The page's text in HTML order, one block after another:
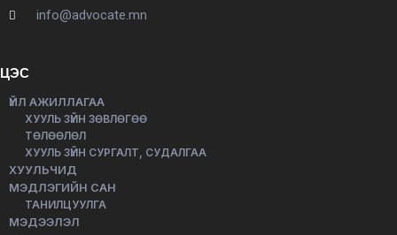
info@advocate.mn
ЦЭС
ҮЙЛ АЖИЛЛАГАА
ХУУЛЬ ЗҮЙН ЗӨВЛӨГӨӨ
ТӨЛӨӨЛӨЛ
ХУУЛЬ ЗҮЙН СУРГАЛТ, СУДАЛГАА
ХУУЛЬЧИД
МЭДЛЭГИЙН САН
ТАНИЛЦУУЛГА
МЭДЭЭЛЭЛ